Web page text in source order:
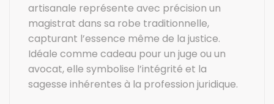
artisanale représente avec précision un
magistrat dans sa robe traditionnelle,
capturant l’essence même de la justice.
Idéale comme cadeau pour un juge ou un
avocat, elle symbolise l’intégrité et la
sagesse inhérentes à la profession juridique.